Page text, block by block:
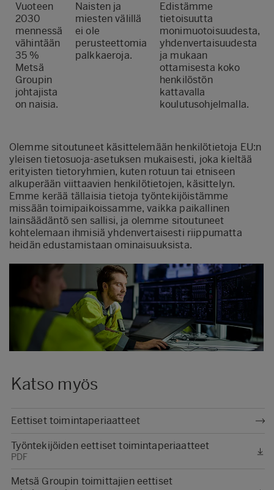
Vuoteen
2030
mennessä
vähintään
35 %
Metsä
Groupin
johtajista
on naisia.
Naisten ja
miesten välillä
ei ole
perusteettomia
palkkaeroja.
Edistämme
tietoisuutta
monimuotoisuudesta,
yhdenvertaisuudesta
ja mukaan
ottamisesta koko
henkilöstön
kattavalla
koulutusohjelmalla.
Olemme sitoutuneet käsittelemään henkilötietoja EU:n
yleisen tietosuoja-asetuksen mukaisesti, joka kieltää
erityisten tietoryhmien, kuten rotuun tai etniseen
alkuperään viittaavien henkilötietojen, käsittelyn.
Emme kerää tällaisia tietoja työntekijöistämme
missään toimipaikoissamme, vaikka paikallinen
lainsäädäntö sen sallisi, ja olemme sitoutuneet
kohtelemaan ihmisiä yhdenvertaisesti riippumatta
heidän edustamistaan ominaisuuksista.
Katso myös
Eettiset toimintaperiaatteet
Työntekijöiden eettiset toimintaperiaatteet
PDF
Metsä Groupin toimittajien eettiset